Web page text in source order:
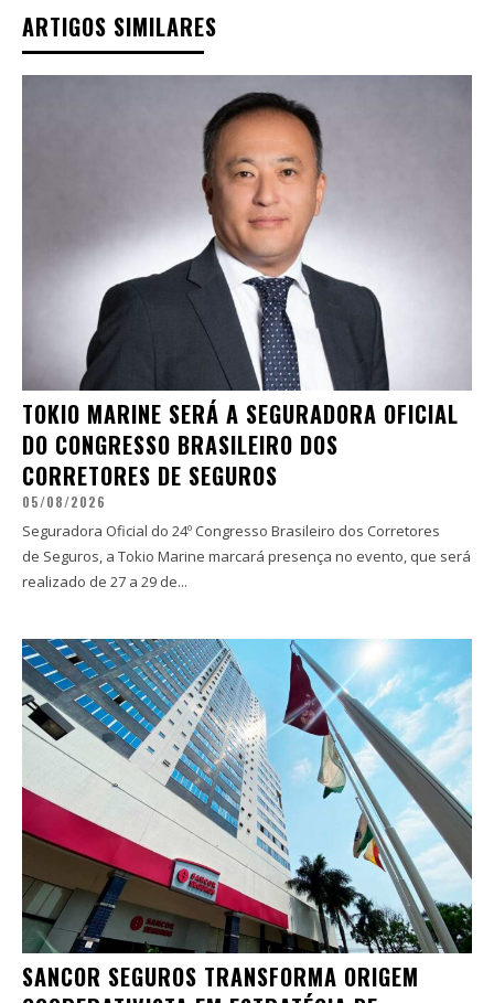
ARTIGOS SIMILARES
TOKIO MARINE SERÁ A SEGURADORA OFICIAL
DO CONGRESSO BRASILEIRO DOS
CORRETORES DE SEGUROS
05/08/2026
Seguradora Oficial do 24º Congresso Brasileiro dos Corretores
de Seguros, a Tokio Marine marcará presença no evento, que será
realizado de 27 a 29 de...
SANCOR SEGUROS TRANSFORMA ORIGEM